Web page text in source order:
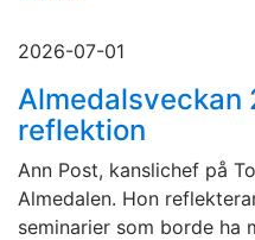
2026-07-01
Almedalsveckan
reflektion
Ann Post, kanslichef på
Almedalen. Hon
seminarier som borde ha